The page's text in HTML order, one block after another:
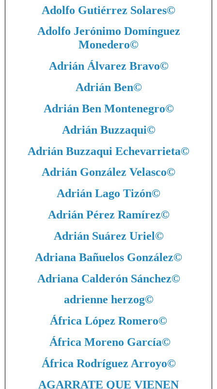
Adolfo Gutiérrez Solares©
Adolfo Jerónimo Domínguez
Monedero©
Adrián Álvarez Bravo©
Adrián Ben©
Adrián Ben Montenegro©
Adrián Buzzaqui©
Adrián Buzzaqui Echevarrieta©
Adrián González Velasco©
Adrián Lago Tizón©
Adrián Pérez Ramírez©
Adrián Suárez Uriel©
Adriana Bañuelos González©
Adriana Calderón Sánchez©
adrienne herzog©
África López Romero©
África Moreno García©
África Rodríguez Arroyo©
AGARRATE QUE VIENEN